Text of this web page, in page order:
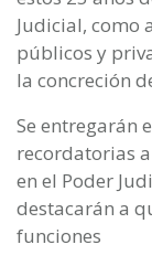
Judicial, como
públicos y
la concreción
Se entregarán
recordatorias
en el Poder
destacarán a
funciones